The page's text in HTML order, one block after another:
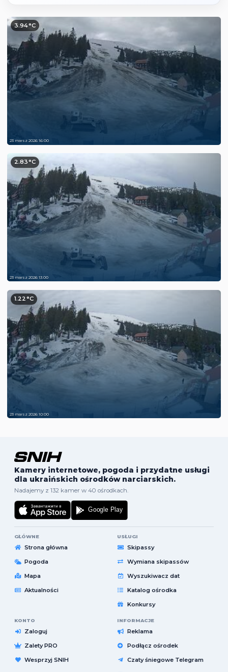
3.94°C
23 marsz 2026 16:00
2.83°C
23 marsz 2026 13:00
1.22°C
23 marsz 2026 10:00
Kamery internetowe, pogoda i przydatne usługi
dla ukraińskich ośrodków narciarskich.
Nadajemy z 132 kamer w 40 ośrodkach.
GŁÓWNE
Strona główna
Pogoda
Mapa
Aktualności
USŁUGI
Skipassy
Wymiana skipassów
Wyszukiwacz dat
Katalog ośrodka
Konkursy
KONTO
Zaloguj
Zalety PRO
Wesprzyj SNIH
INFORMACJE
Reklama
Podłącz ośrodek
Czaty śniegowe Telegram